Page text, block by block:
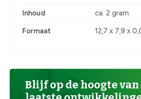
Inhoud ca. 2 gram
Formaat 12,7 x 7,9 x
Blijf op de hoogte van